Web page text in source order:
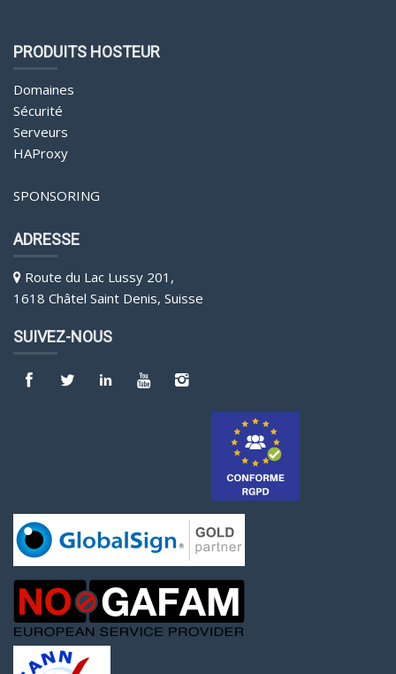
PRODUITS HOSTEUR
Domaines
Sécurité
Serveurs
HAProxy
SPONSORING
ADRESSE
Route du Lac Lussy 201,
1618 Châtel Saint Denis, Suisse
SUIVEZ-NOUS